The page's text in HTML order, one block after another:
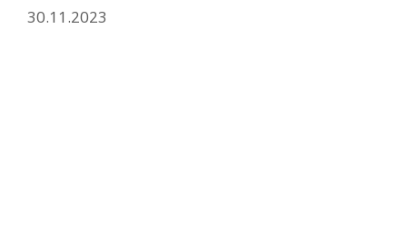
30.11.2023